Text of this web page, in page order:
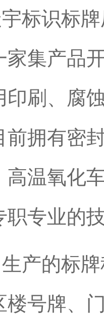
标识标
家集产品
印刷、腐
前拥有密
高温氧化
职专业的
产的标
楼号牌、